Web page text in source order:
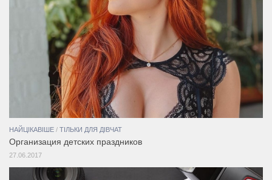
НАЙЦІКАВІШЕ / ТІЛЬКИ ДЛЯ ДІВЧАТ
Организация детских праздников
27.06.2017